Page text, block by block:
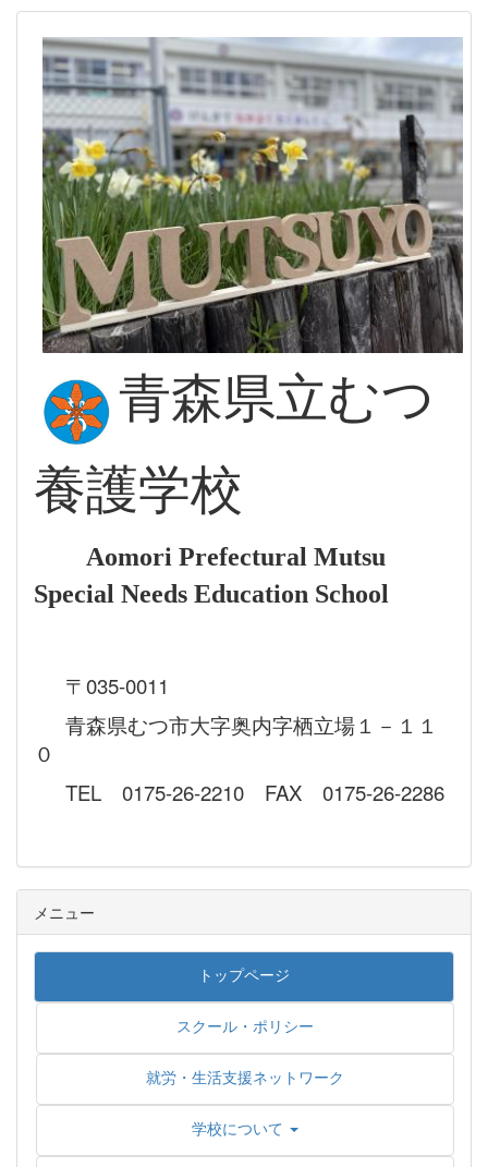
青森県立むつ
養護学校
Aomori Prefectural Mutsu
Special Needs Education School
〒035-0011
青森県むつ市大字奥内字栖立場１－１１
０
TEL 0175-26-2210 FAX 0175-26-2286
メニュー
トップページ
スクール・ポリシー
就労・生活支援ネットワーク
学校について